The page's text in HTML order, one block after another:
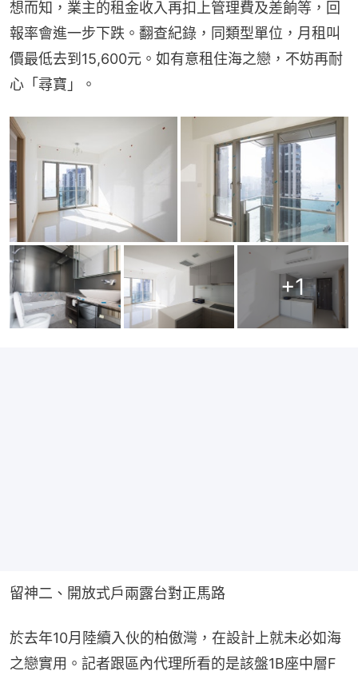
想而知，業主的租金收入再扣上管理費及差餉等，回
報率會進一步下跌。翻查紀錄，同類型單位，月租叫
價最低去到15,600元。如有意租住海之戀，不妨再耐
心「尋寶」。
+1
留神二、開放式戶兩露台對正馬路
於去年10月陸續入伙的柏傲灣，在設計上就未必如海
之戀實用。記者跟區內代理所看的是該盤1B座中層F